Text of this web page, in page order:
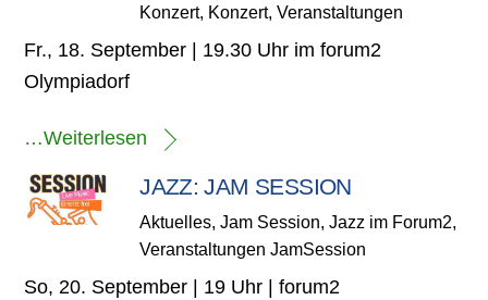
Konzert, Konzert,Veranstaltungen
Fr., 18. September | 19.30 Uhr im forum2
Olympiadorf
…Weiterlesen
JAZZ: JAM SESSION
Aktuelles,Jam Session,Jazz im Forum2,
Veranstaltungen JamSession
So, 20. September | 19 Uhr | forum2